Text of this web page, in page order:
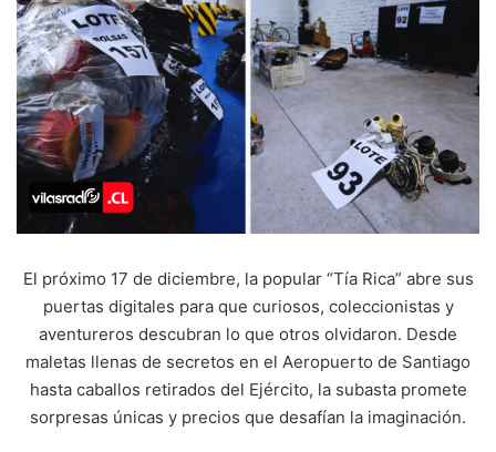
El próximo 17 de diciembre, la popular “Tía Rica” abre sus
puertas digitales para que curiosos, coleccionistas y
aventureros descubran lo que otros olvidaron. Desde
maletas llenas de secretos en el Aeropuerto de Santiago
hasta caballos retirados del Ejército, la subasta promete
sorpresas únicas y precios que desafían la imaginación.